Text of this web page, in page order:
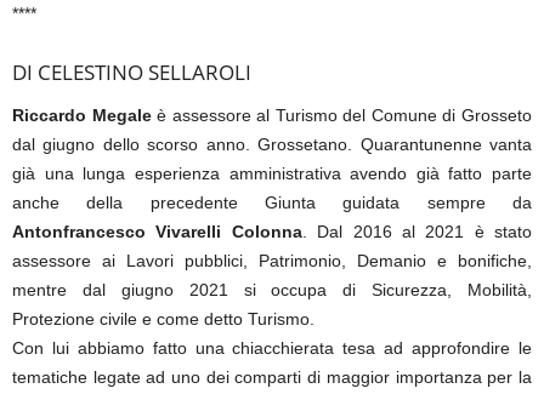
****
DI CELESTINO SELLAROLI
Riccardo Megaleè assessore al Turismo del Comune di Grosseto
dal giugno dello scorso anno. Grossetano. Quarantunenne vanta
già una lunga esperienza amministrativa avendo già fatto parte
anche della precedente Giunta guidata sempre da
Antonfrancesco Vivarelli Colonna. Dal 2016 al 2021 è stato
assessore ai Lavori pubblici, Patrimonio, Demanio e bonifiche,
mentre dal giugno 2021 si occupa di Sicurezza, Mobilità,
Protezione civile e come detto Turismo.
Con lui abbiamo fatto una chiacchierata tesa ad approfondire le
tematiche legate ad uno dei comparti di maggior importanza per la